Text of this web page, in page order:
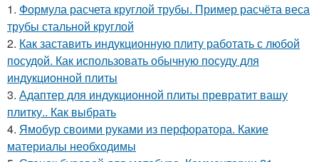
1. Формула расчета круглой трубы. Пример расчёта веса
трубы стальной круглой
2. Как заставить индукционную плиту работать с любой
посудой. Как использовать обычную посуду для
индукционной плиты
3. Адаптер для индукционной плиты превратит вашу
плитку.. Как выбрать
4. Ямобур своими руками из перфоратора. Какие
материалы необходимы